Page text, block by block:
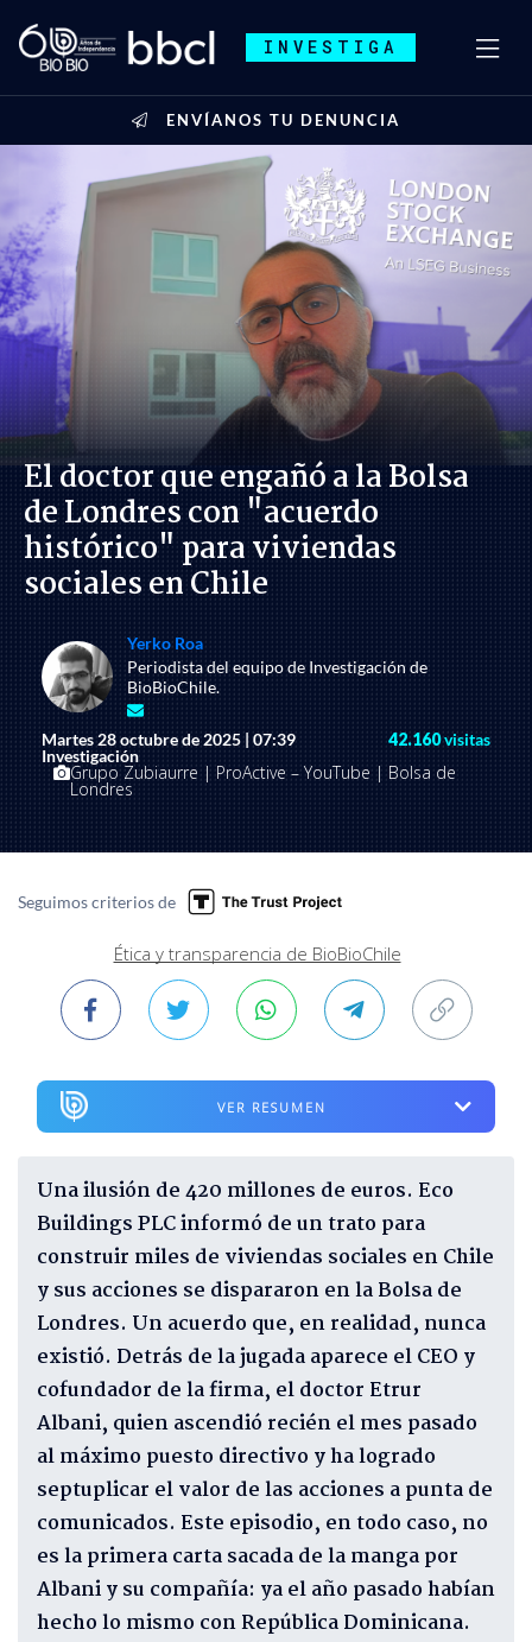
INVESTIGA
ENVÍANOS TU DENUNCIA
El doctor que engañó a la Bolsa
de Londres con "acuerdo
histórico" para viviendas
sociales en Chile
Yerko Roa
Periodista del equipo de Investigación de
BioBioChile.
Martes 28 octubre de 2025 | 07:39
Investigación
42.160visitas
Grupo Zubiaurre | ProActive – YouTube | Bolsa de
Londres
Seguimos criterios de
Ética y transparencia de BioBioChile
VER RESUMEN
Una ilusión de 420 millones de euros. Eco
Buildings PLC informó de un trato para
construir miles de viviendas sociales en Chile
y sus acciones se dispararon en la Bolsa de
Londres. Un acuerdo que, en realidad, nunca
existió. Detrás de la jugada aparece el CEO y
cofundador de la firma, el doctor Etrur
Albani, quien ascendió recién el mes pasado
al máximo puesto directivo y ha logrado
septuplicar el valor de las acciones a punta de
comunicados. Este episodio, en todo caso, no
es la primera carta sacada de la manga por
Albani y su compañía: ya el año pasado habían
hecho lo mismo con República Dominicana.